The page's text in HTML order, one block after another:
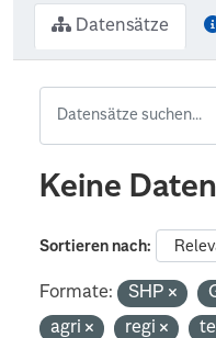
Datensätze
Keine
Sortieren nach
Formate: SHP
agri
regi